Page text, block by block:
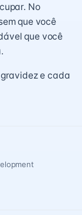
No
que você
que você
e cada